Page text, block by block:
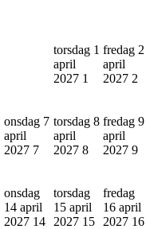
torsdag 1
april
2027 1
fredag 2
april
2027 2
onsdag 7
april
2027 7
torsdag 8
april
2027 8
fredag 9
april
2027 9
onsdag
14 april
2027 14
torsdag
15 april
2027 15
fredag
16 april
2027 16